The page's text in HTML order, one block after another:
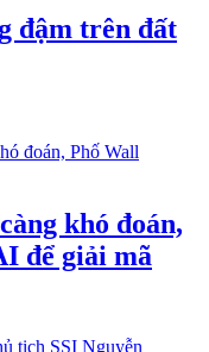
đậm trên đất
khó đoán,
để giải mã